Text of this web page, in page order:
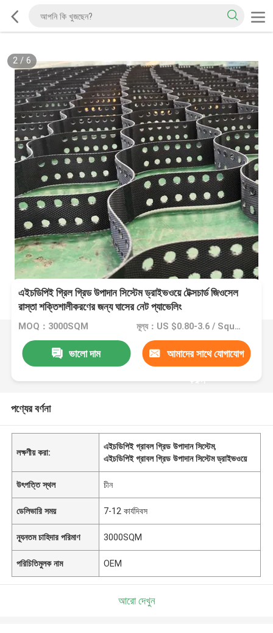
2/ 6
এইচডিপিই গ্রিল গ্রিড উপাদান সিস্টেম ড্রাইভওয়ে টেক্সচার্ড জিওসেল
রাস্তা শক্তিশালীকরণের জন্য ঘাসের নেট প্যাভেলিং
MOQ：3000SQM মূল্য：US $0.80-3.6 / Square Meter
ভালো দাম আমাদের সাথে যোগাযোগ
করুন
পণ্যের বর্ণনা
লক্ষণীয় করা:
এইচডিপিই গ্রাবল গ্রিড উপাদান সিস্টেম,
এইচডিপিই গ্রাবল গ্রিড উপাদান সিস্টেম ড্রাইভওয়ে
উৎপত্তি স্থল চীন
ডেলিভারি সময় 7-12 কার্যদিবস
ন্যূনতম চাহিদার পরিমাণ 3000SQM
পরিচিতিমুলক নাম OEM
আরো দেখুন